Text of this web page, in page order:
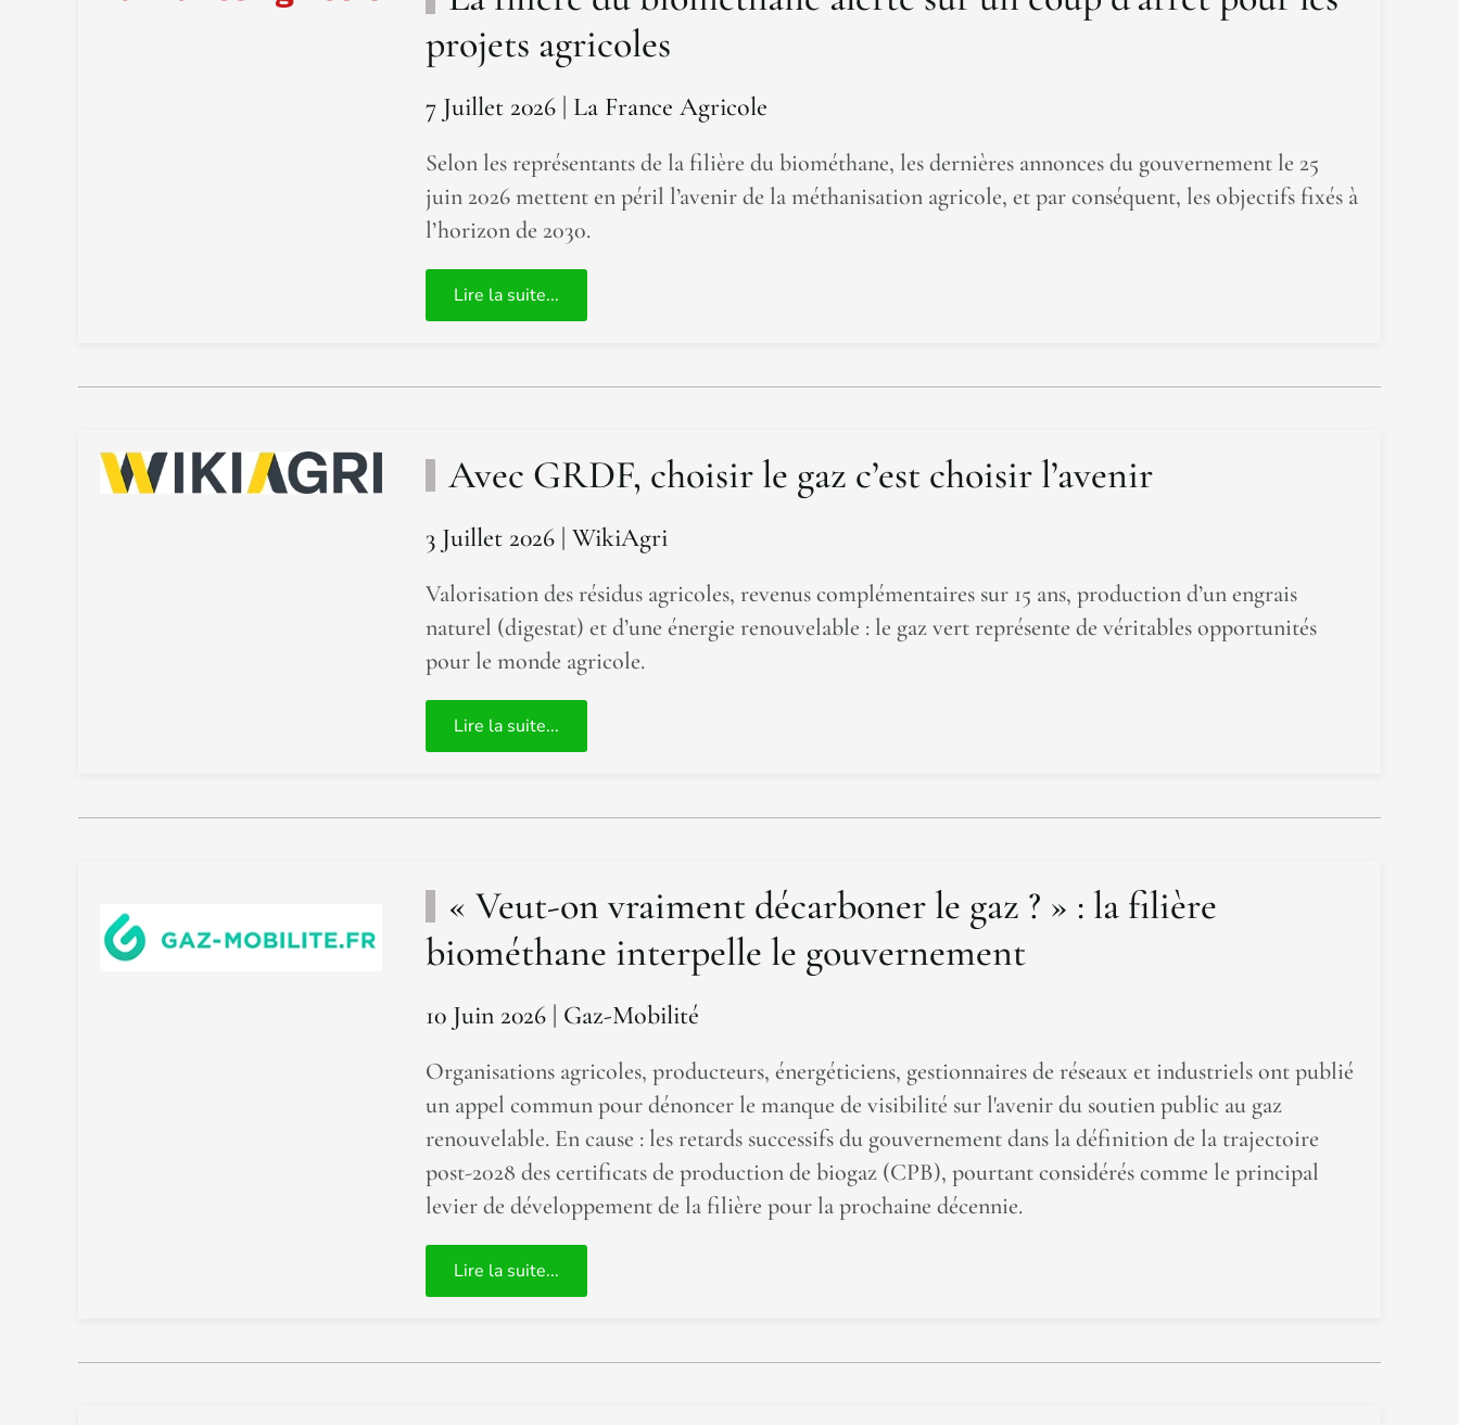
projets agricoles
7 Juillet 2026 | La France Agricole
Selon les représentants de la filière du biométhane, les dernières annonces du gouvernement le 25
juin 2026 mettent en péril l’avenir de la méthanisation agricole, et par conséquent, les objectifs fixés à
l’horizon de 2030.
Lire la suite...
Avec GRDF, choisir le gaz c’est choisir l’avenir
3 Juillet 2026 | WikiAgri
Valorisation des résidus agricoles, revenus complémentaires sur 15 ans, production d’un engrais
naturel (digestat) et d’une énergie renouvelable : le gaz vert représente de véritables opportunités
pour le monde agricole.
Lire la suite...
« Veut-on vraiment décarboner le gaz ? » : la filière
biométhane interpelle le gouvernement
10 Juin 2026 | Gaz-Mobilité
Organisations agricoles, producteurs, énergéticiens, gestionnaires de réseaux et industriels ont publié
un appel commun pour dénoncer le manque de visibilité sur l'avenir du soutien public au gaz
renouvelable. En cause : les retards successifs du gouvernement dans la définition de la trajectoire
post-2028 des certificats de production de biogaz (CPB), pourtant considérés comme le principal
levier de développement de la filière pour la prochaine décennie.
Lire la suite...